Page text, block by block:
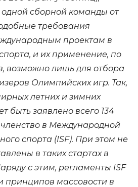
сборной команды от
требования
проектам в
и их применение, по
возможно лишь для отбора
Олимпийских игр. Так,
летних и зимних
быть заявлено всего 134
в Международной
спорта (ISF). При этом не
в таких стартах в
с этим, регламенты ISF
принципов массовости в